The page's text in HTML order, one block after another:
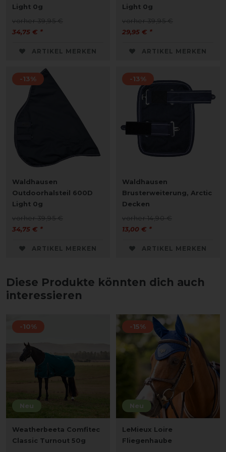
Light 0g
vorher 39,95 €
34,75 € *
ARTIKEL MERKEN
Light 0g
vorher 39,95 €
29,95 € *
ARTIKEL MERKEN
-13%
Waldhausen
Outdoorhalsteil 600D
Light 0g
vorher 39,95 €
34,75 € *
ARTIKEL MERKEN
-13%
Waldhausen
Brusterweiterung, Arctic
Decken
vorher 14,90 €
13,00 € *
ARTIKEL MERKEN
Diese Produkte könnten dich auch
interessieren
Neu
-10%
Weatherbeeta Comfitec
Classic Turnout 50g
Neu
-15%
LeMieux Loire
Fliegenhaube